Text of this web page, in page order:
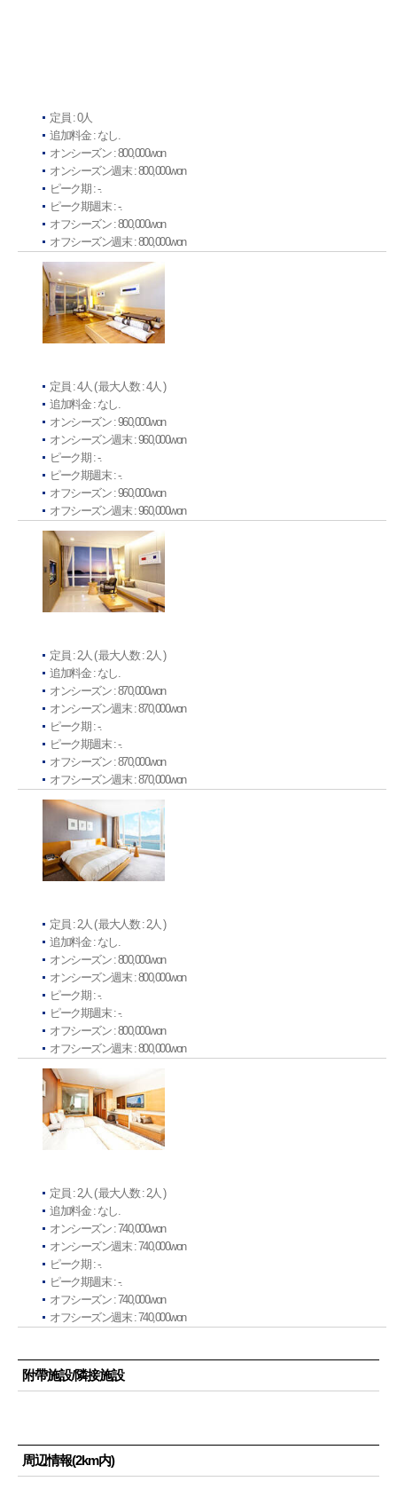
定員 : 0人
追加料金 : なし.
オンシーズン : 800,000won
オンシーズン週末 : 800,000won
ピーク期 : -.
ピーク期週末 : -.
オフシーズン : 800,000won
オフシーズン週末 : 800,000won
定員 : 4人 ( 最大人数 : 4人 )
追加料金 : なし.
オンシーズン : 960,000won
オンシーズン週末 : 960,000won
ピーク期 : -.
ピーク期週末 : -.
オフシーズン : 960,000won
オフシーズン週末 : 960,000won
定員 : 2人 ( 最大人数 : 2人 )
追加料金 : なし.
オンシーズン : 870,000won
オンシーズン週末 : 870,000won
ピーク期 : -.
ピーク期週末 : -.
オフシーズン : 870,000won
オフシーズン週末 : 870,000won
定員 : 2人 ( 最大人数 : 2人 )
追加料金 : なし.
オンシーズン : 800,000won
オンシーズン週末 : 800,000won
ピーク期 : -.
ピーク期週末 : -.
オフシーズン : 800,000won
オフシーズン週末 : 800,000won
定員 : 2人 ( 最大人数 : 2人 )
追加料金 : なし.
オンシーズン : 740,000won
オンシーズン週末 : 740,000won
ピーク期 : -.
ピーク期週末 : -.
オフシーズン : 740,000won
オフシーズン週末 : 740,000won
附帶施設/隣接施設
周辺情報(2km内)